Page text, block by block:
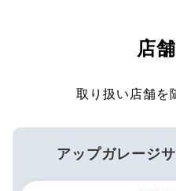
店
取り扱い店舗を
アップガレージ